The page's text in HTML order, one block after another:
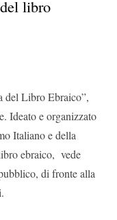
libro
del Libro Ebraico”,
Ideato e organizzato
Italiano e della
ebraico, vede
di fronte alla